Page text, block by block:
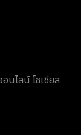
ไลน์ โซเชียล